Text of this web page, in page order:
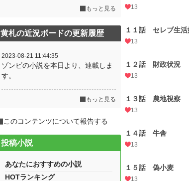
13
１１話 セレブ生活
13
１２話 財政状況
13
１３話 農地視察
13
１４話 牛舎
13
１５話 偽小麦
13
もっと見る
黄札の近況ボードの更新履歴
2023-08-21 11:44:35
ゾンビの小説を本日より、連載しま
す。
もっと見る
このコンテンツについて報告する
投稿小説
あなたにおすすめの小説
HOTランキング